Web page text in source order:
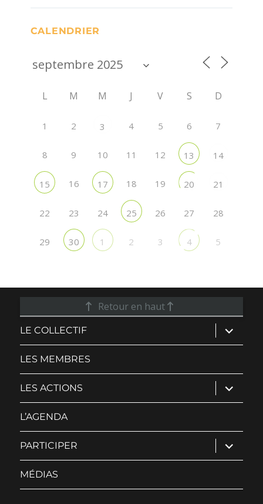
CALENDRIER
L M M J V S D
1 2 3 4 5 6 7
8 9 10 11 12 13 14
15 16 17 18 19 20 21
22 23 24 25 26 27 28
29 30 1 2 3 4 5
Retour en haut
LE COLLECTIF ouvrir
le
sous-
LES MEMBRES
LES ACTIONS ouvrir
le
sous-
L’AGENDA
PARTICIPER ouvrir
le
sous-
MÉDIAS